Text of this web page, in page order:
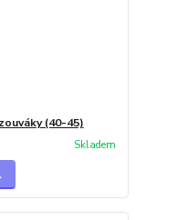
(40-45)
Skladem